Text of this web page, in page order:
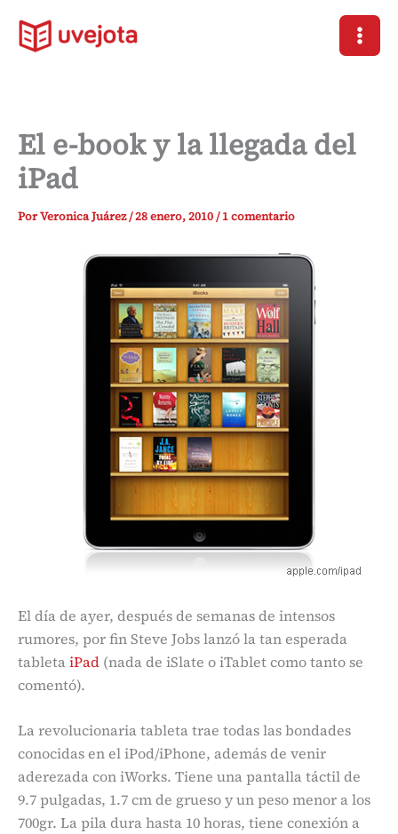
contenido
El e-book y la llegada del
iPad
PorVeronica Juárez/28 enero, 2010/1 comentario
El día de ayer, después de semanas de intensos
rumores, por fin Steve Jobs lanzó la tan esperada
tabletaiPad (nada de iSlate o iTablet como tanto se
comentó).
La revolucionaria tableta trae todas las bondades
conocidas en el iPod/iPhone, además de venir
aderezada con iWorks. Tiene una pantalla táctil de
9.7 pulgadas, 1.7 cm de grueso y un peso menor a los
700gr. La pila dura hasta 10 horas, tiene conexión a